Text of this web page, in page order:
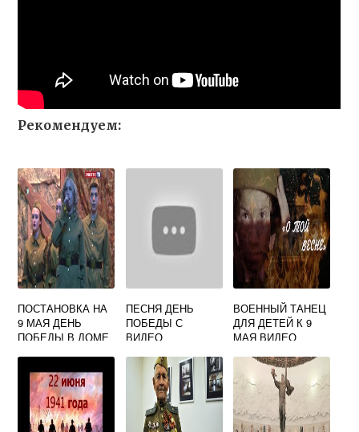
Рекомендуем:
ПОСТАНОВКА НА
9 МАЯ ДЕНЬ
ПОБЕДЫ В ДОМЕ
ПЕСНЯ ДЕНЬ
ПОБЕДЫ С
ВИДЕО
ВОЕННЫЙ ТАНЕЦ
ДЛЯ ДЕТЕЙ К 9
МАЯ ВИДЕО